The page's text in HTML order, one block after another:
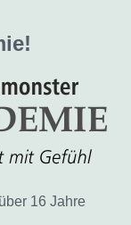
16 Jahre